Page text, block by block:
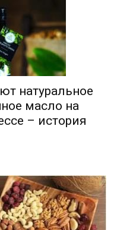
натуральное
масло на
– история